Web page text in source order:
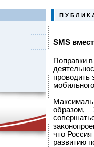
П У Б Л И К
SMS
Поправки
проводить
образом, –
что Россия
развитию